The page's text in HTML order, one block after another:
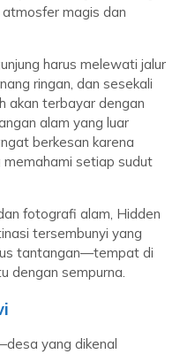
magis dan
harus melewati jalur
ringan, dan sesekali
akan terbayar dengan
alam yang luar
berkesan karena
memahami setiap sudut
fotografi alam, Hidden
tersembunyi yang
tantangan—tempat di
dengan sempurna.
yang dikenal